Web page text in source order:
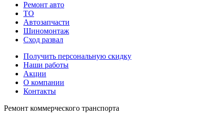
Ремонт авто
TO
Автозапчасти
Шиномонтаж
Сход развал
Получить персональную скидку
Наши работы
Акции
О компании
Контакты
Ремонт коммерческого транспорта